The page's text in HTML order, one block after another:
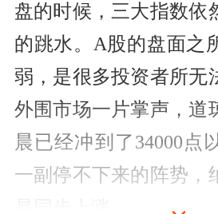
盘的时候，三大指数依
的跳水。A股的盘面之
弱，是很多投资者所无
外围市场一片掌声，道
晨已经冲到了34000点
一副停不下来的阵势，